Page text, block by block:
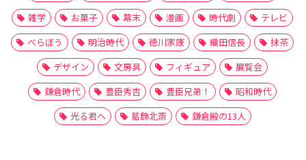
雑学
お菓子 幕末 漫画 時代劇
テレビ
べらぼう
明治時代 徳川家康 織田信長
抹茶
デザイン
文房具 フィギュア
展覧会
鎌倉時代
豊臣秀吉 豊臣兄弟！
昭和時代
光る君へ
葛飾北斎 鎌倉殿の13人